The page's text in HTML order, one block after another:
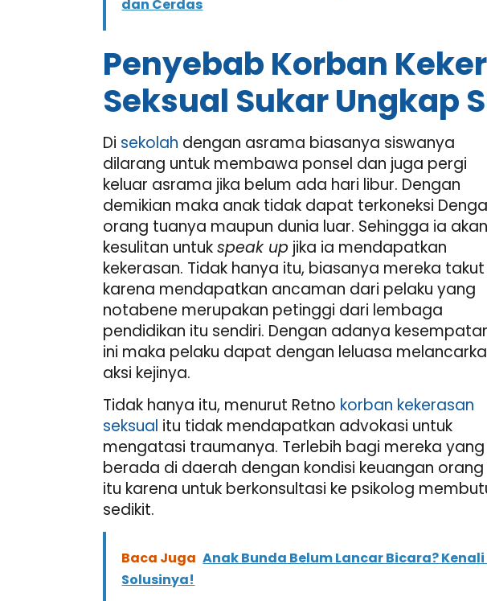
dan Cerdas
Penyebab Korban
Seksual Sukar Ungkap
Di sekolah dengan asrama biasanya siswanya
dilarang untuk membawa ponsel dan juga pergi
keluar asrama jika belum ada hari libur. Dengan
demikian maka anak tidak dapat terkoneksi
orang tuanya maupun dunia luar. Sehingga ia akan
kesulitan untukspeak up jika ia mendapatkan
kekerasan. Tidak hanya itu, biasanya mereka takut
karena mendapatkan ancaman dari pelaku yang
notabene merupakan petinggi dari lembaga
pendidikan itu sendiri. Dengan adanya
ini maka pelaku dapat dengan leluasa
aksi kejinya.
Tidak hanya itu, menurut Retno korban kekerasan
seksual itu tidak mendapatkan advokasi untuk
mengatasi traumanya. Terlebih bagi mereka yang
berada di daerah dengan kondisi keuangan
itu karena untuk berkonsultasi ke psikolog
sedikit.
Baca Juga Anak Bunda Belum Lancar Bicara?
Solusinya!